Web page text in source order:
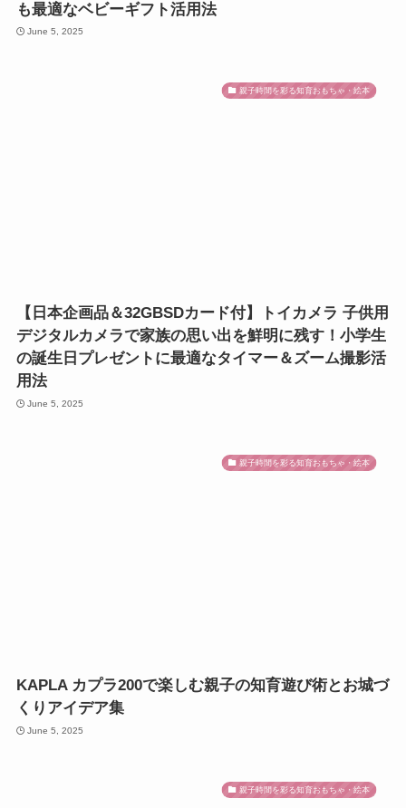
も最適なベビーギフト活用法
June 5, 2025
親子時間を彩る知育おもちゃ・絵本
【日本企画品＆32GBSDカード付】トイカメラ 子供用
デジタルカメラで家族の思い出を鮮明に残す！小学生
の誕生日プレゼントに最適なタイマー＆ズーム撮影活
用法
June 5, 2025
親子時間を彩る知育おもちゃ・絵本
KAPLA カプラ200で楽しむ親子の知育遊び術とお城づ
くりアイデア集
June 5, 2025
親子時間を彩る知育おもちゃ・絵本